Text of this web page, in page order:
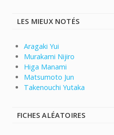
LES MIEUX NOTÉS
Aragaki Yui
Murakami Nijiro
Higa Manami
Matsumoto Jun
Takenouchi Yutaka
FICHES ALÉATOIRES